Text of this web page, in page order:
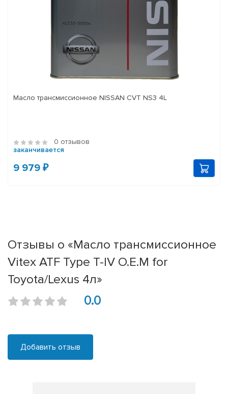
Масло трансмиссионное NISSAN CVT NS3 4L
0 отзывов
заканчивается
9 979 ₽
Отзывы о «Масло трансмиссионное
Vitex ATF Type T-IV O.E.M for
Toyota/Lexus 4л»
0.0
Добавить отзыв